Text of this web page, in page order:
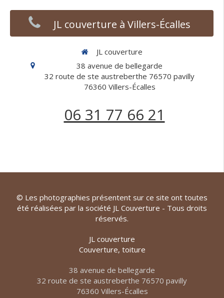
JL couverture à Villers-Écalles
JL couverture
38 avenue de bellegarde
32 route de ste austreberthe 76570 pavilly
76360 Villers-Écalles
06 31 77 66 21
© Les photographies présentent sur ce site ont toutes
été réalisées par la société JL Couverture - Tous droits
réservés.
JL couverture
Couverture, toiture
38 avenue de bellegarde
32 route de ste austreberthe 76570 pavilly
76360 Villers-Écalles